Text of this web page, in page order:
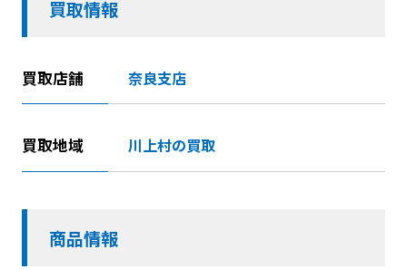
買取情報
買取店舗 奈良支店
買取地域 川上村の買取
商品情報